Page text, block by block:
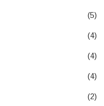
(5)
(4)
(4)
(4)
(2)